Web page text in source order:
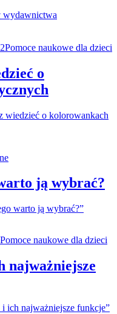
wydawnictwa
Pomoce naukowe dla dzieci
o
wiedzieć o kolorowankach
ją wybrać?
warto ją wybrać?”
Pomoce naukowe dla dzieci
najważniejsze
ich najważniejsze funkcje”